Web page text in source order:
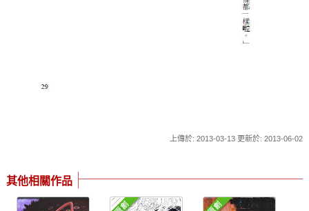
上傳於: 2013-03-13 更新於: 2013-06-02
其他相關作品